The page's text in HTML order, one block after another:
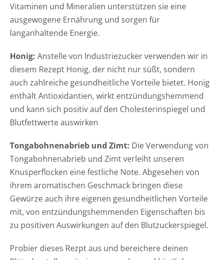
Vitaminen und Mineralien unterstützen sie eine
ausgewogene Ernährung und sorgen für
langanhaltende Energie.
Honig: Anstelle von Industriezucker verwenden wir in
diesem Rezept Honig, der nicht nur süßt, sondern
auch zahlreiche gesundheitliche Vorteile bietet. Honig
enthält Antioxidantien, wirkt entzündungshemmend
und kann sich positiv auf den Cholesterinspiegel und
Blutfettwerte auswirken
Tongabohnenabrieb und Zimt: Die Verwendung von
Tongabohnenabrieb und Zimt verleiht unseren
Knusperflocken eine festliche Note. Abgesehen von
ihrem aromatischen Geschmack bringen diese
Gewürze auch ihre eigenen gesundheitlichen Vorteile
mit, von entzündungshemmenden Eigenschaften bis
zu positiven Auswirkungen auf den Blutzuckerspiegel.
Probier dieses Rezpt aus und bereichere deinen